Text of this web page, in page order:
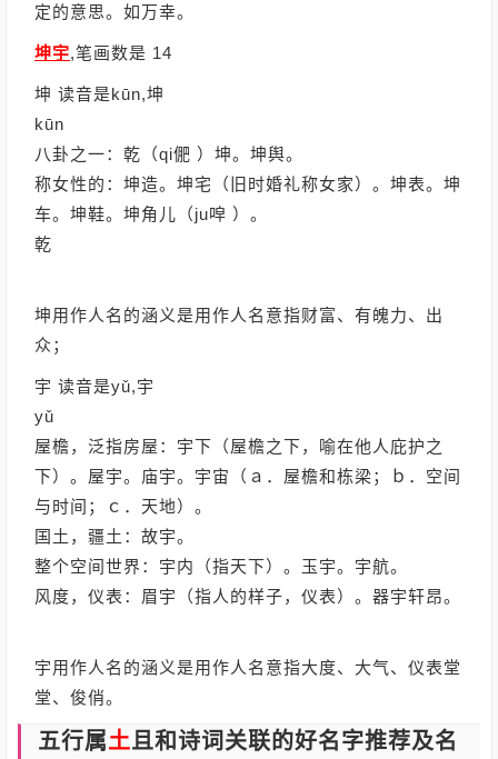
定的意思。如万幸。
坤宇,笔画数是 14
坤 读音是kūn,坤
kūn
八卦之一：乾（qi俷 ）坤。坤舆。
称女性的：坤造。坤宅（旧时婚礼称女家）。坤表。坤
车。坤鞋。坤角儿（ju唕 ）。
乾
坤用作人名的涵义是用作人名意指财富、有魄力、出
众；
宇 读音是yǔ,宇
yǔ
屋檐，泛指房屋：宇下（屋檐之下，喻在他人庇护之
下）。屋宇。庙宇。宇宙（ａ．屋檐和栋梁；ｂ．空间
与时间；ｃ．天地）。
国土，疆土：故宇。
整个空间世界：宇内（指天下）。玉宇。宇航。
风度，仪表：眉宇（指人的样子，仪表）。器宇轩昂。
宇用作人名的涵义是用作人名意指大度、大气、仪表堂
堂、俊俏。
五行属土且和诗词关联的好名字推荐及名